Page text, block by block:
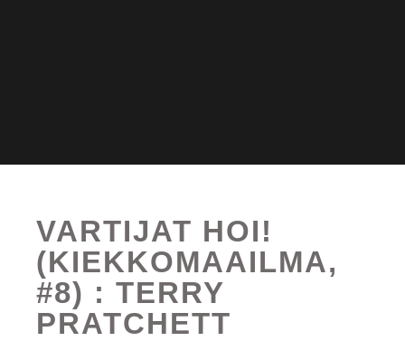
VARTIJAT HOI!
(KIEKKOMAAILMA,
#8) : TERRY
PRATCHETT